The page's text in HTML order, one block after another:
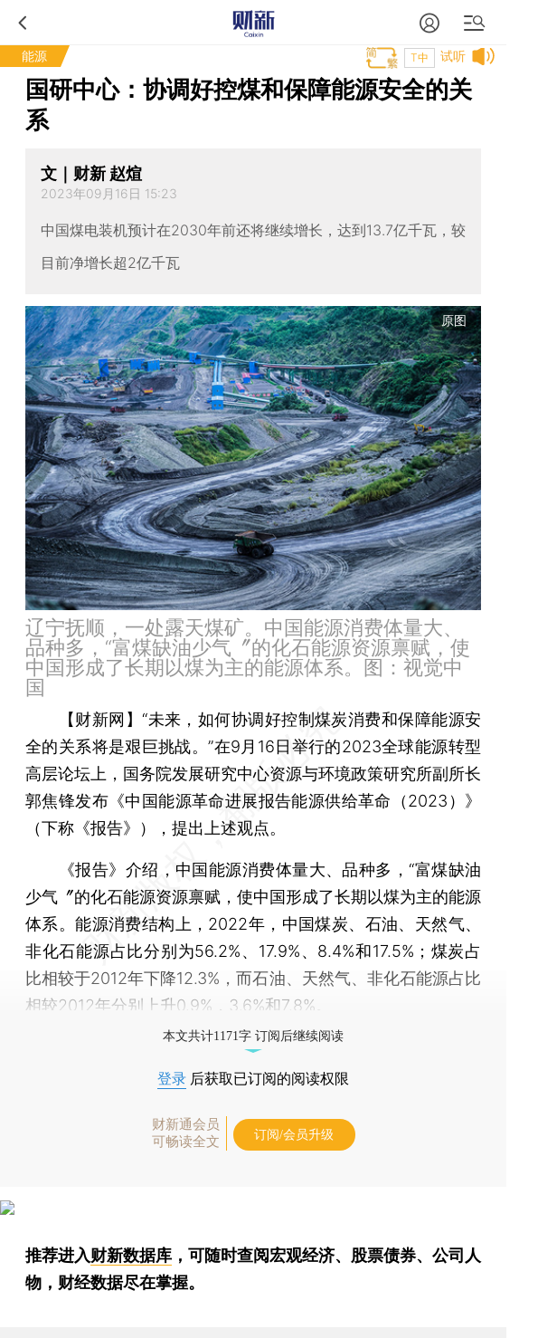
能源 试听
T中
国研中心：协调好控煤和保障能源安全的关
系
文｜财新 赵煊
2023年09月16日 15:23
中国煤电装机预计在2030年前还将继续增长，达到13.7亿千瓦，较
目前净增长超2亿千瓦
原图
辽宁抚顺，一处露天煤矿。中国能源消费体量大、
品种多，“富煤缺油少气〞的化石能源资源禀赋，使
中国形成了长期以煤为主的能源体系。图：视觉中
国
【财新网】“未来，如何协调好控制煤炭消费和保障能源安
全的关系将是艰巨挑战。”在9月16日举行的2023全球能源转型
高层论坛上，国务院发展研究中心资源与环境政策研究所副所长
郭焦锋发布《中国能源革命进展报告能源供给革命（2023）》
（下称《报告》），提出上述观点。
《报告》介绍，中国能源消费体量大、品种多，“富煤缺油
少气〞的化石能源资源禀赋，使中国形成了长期以煤为主的能源
体系。能源消费结构上，2022年，中国煤炭、石油、天然气、
非化石能源占比分别为56.2%、17.9%、8.4%和17.5%；煤炭占
比相较于2012年下降12.3%，而石油、天然气、非化石能源占比
相较2012年分别上升0.9%，3.6%和7.8%。
本文共计1171字 订阅后继续阅读
登录 后获取已订阅的阅读权限
财新通会员
可畅读全文
订阅/会员升级
推荐进入财新数据库 ，可随时查阅宏观经济、股票债券、公司人
物，财经数据尽在掌握。